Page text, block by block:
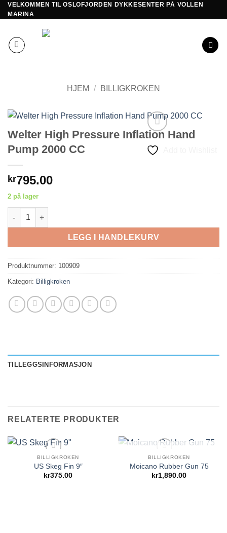
Skip
to
VELKOMMEN TIL OSLOFJORDEN DYKKESENTER PÅ VOLLEN
MARINA
HJEM / BILLIGKROKEN
Welter High Pressure Inflation Hand
Pump 2000 CC
kr795.00
2 på lager
Welter High Pressure Inflation Hand Pump 2000 CC antall
LEGG I HANDLEKURV
Produktnummer: 100909
Kategori: Billigkroken
TILLEGGSINFORMASJON
RELATERTE PRODUKTER
Add to Wishlist
BILLIGKROKEN
US Skeg Fin 9″
kr375.00 Add to Wishlist
UTSOLGT
BILLIGKROKEN
Moicano Rubber Gun 75
kr1,890.00